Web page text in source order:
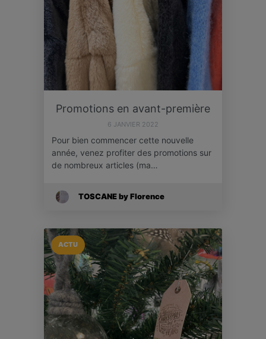
Promotions en avant-première
6 JANVIER 2022
Pour bien commencer cette nouvelle
année, venez profiter des promotions sur
de nombreux articles (ma…
TOSCANE by Florence
ACTU